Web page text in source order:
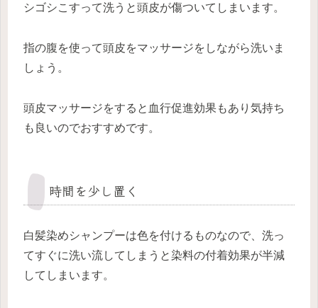
シゴシこすって洗うと頭皮が傷ついてしまいます。
指の腹を使って頭皮をマッサージをしながら洗いま
しょう。
頭皮マッサージをすると血行促進効果もあり気持ち
も良いのでおすすめです。
時間を少し置く
白髪染めシャンプーは色を付けるものなので、洗っ
てすぐに洗い流してしまうと染料の付着効果が半減
してしまいます。